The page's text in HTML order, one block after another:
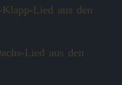
aus den
Lied aus den